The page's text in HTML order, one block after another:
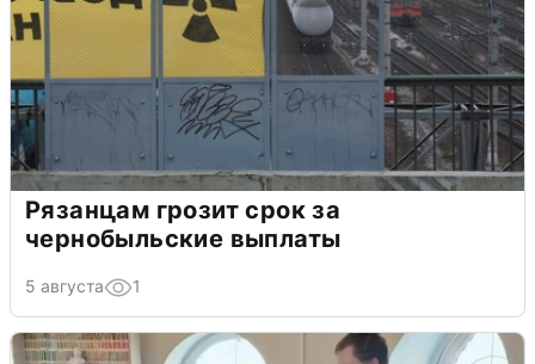
Рязанцам грозит срок за
чернобыльские выплаты
5 августа 1